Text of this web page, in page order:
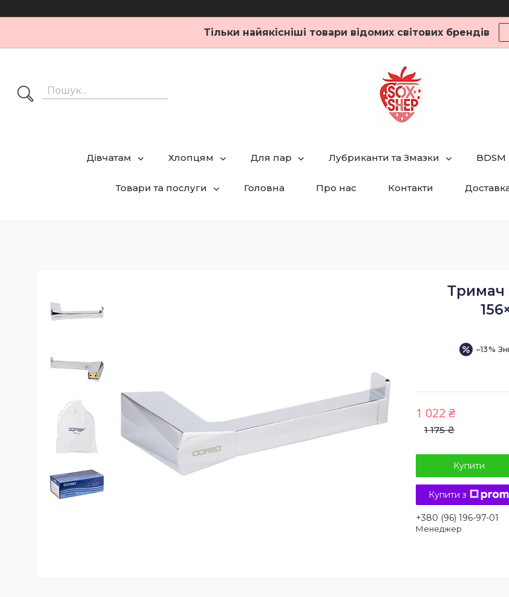
Тільки найякісніші товари відомих світових брендів
Дівчатам Хлопцям Для пар Лубриканти та Змазки BDSM
Товари та послуги Головна Про нас Контакти
Тримач
–13%
1 175 ₴
1 022 ₴
Купити
Купити з
+380 (96) 196-97-01
Менеджер